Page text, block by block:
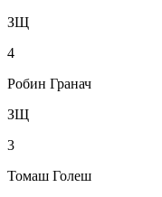
ЗЩ
4
Робин Гранач
ЗЩ
3
Томаш Голеш